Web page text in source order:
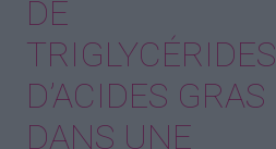
DE
TRIGLYCÉRIDES
D’ACIDES GRAS
DANS UNE